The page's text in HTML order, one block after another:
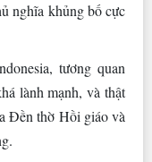
nghĩa khủng bố cực
tương quan
lành mạnh, và thật
Đền thờ Hồi giáo và